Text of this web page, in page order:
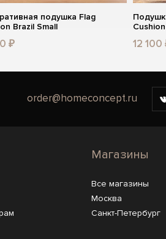
подушка Flag
Brazil Small
₽ 12 100
order@homeconcept.ru
Магазины
Все магазины
Москва
Санкт-Петербург